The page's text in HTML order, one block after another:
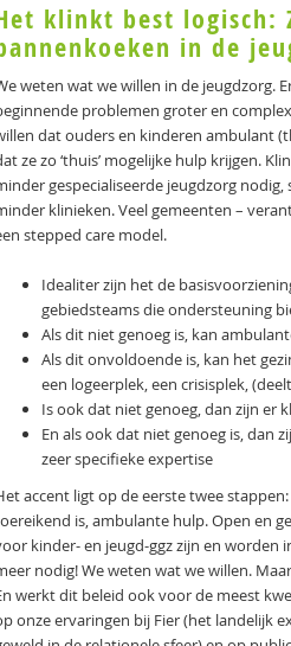
klinkt best
in de
weten wat we willen in de jeugdzorg.
problemen groter en
dat ouders en kinderen ambulant
ze zo ‘thuis’ mogelijke hulp krijgen.
gespecialiseerde jeugdzorg
klinieken. Veel gemeenten –
stepped care model.
Idealiter zijn het de
gebiedsteams die ondersteuning
Als dit niet genoeg is, kan
Als dit onvoldoende is, kan het
een logeerplek, een crisisplek,
Is ook dat niet genoeg, dan zijn er
En als ook dat niet genoeg is, dan
zeer specifieke expertise
accent ligt op de eerste twee
is, ambulante hulp. Open en
kinder- en jeugd-ggz zijn en
nodig! We weten wat we willen.
werkt dit beleid ook voor de meest
onze ervaringen bij Fier (het landelijk